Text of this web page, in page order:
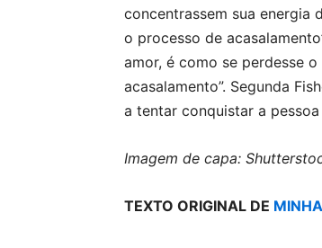
concentrassem sua energia
o processo de
amor, é como se perdesse
acasalamento”. Segunda
a tentar conquistar a
Imagem de capa:
TEXTO ORIGINAL DE